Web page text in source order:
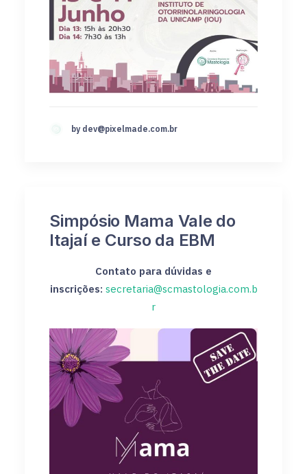
by dev@pixelmade.com.br
Simpósio Mama Vale do
Itajaí e Curso da EBM
Contato para dúvidas e
inscrições: secretaria@scmastologia.com.b
r